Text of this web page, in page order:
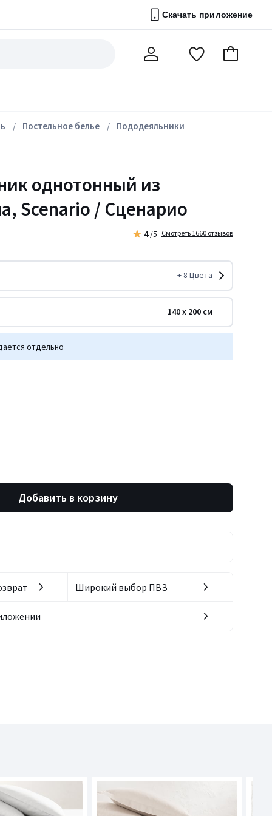
Скачать приложение
ПерейтиВ
Постельное белье Пододеяльники
однотонный из
Scenario / Сценарио
4 /5 Смотреть 1660 отзывов
+8 Цвета
140 x 200 см
отдельно
Добавить в корзину
Широкий выбор ПВЗ